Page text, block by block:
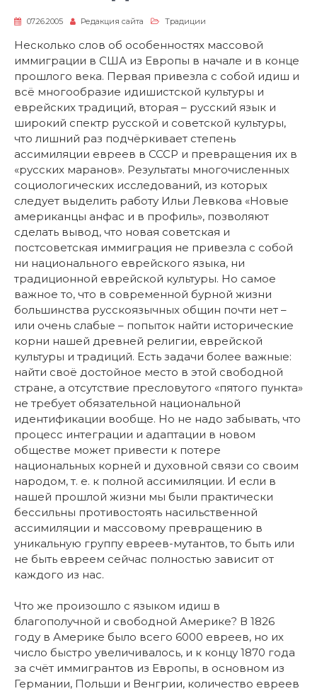
07.26.2005 Редакция сайта Традиции
Несколько слов об особенностях массовой
иммиграции в США из Европы в начале и в конце
прошлого века. Первая привезла с собой идиш и
всё многообразие идишистской культуры и
еврейских традиций, вторая – русский язык и
широкий спектр русской и советской культуры,
что лишний раз подчёркивает степень
ассимиляции евреев в СССР и превращения их в
«русских маранов». Результаты многочисленных
социологических исследований, из которых
следует выделить работу Ильи Левкова «Новые
американцы анфас и в профиль», позволяют
сделать вывод, что новая советская и
постсоветская иммиграция не привезла с собой
ни национального еврейского языка, ни
традиционной еврейской культуры. Но самое
важное то, что в современной бурной жизни
большинства русскоязычных общин почти нет –
или очень слабые – попыток найти исторические
корни нашей древней религии, еврейской
культуры и традиций. Есть задачи более важные:
найти своё достойное место в этой свободной
стране, а отсутствие пресловутого «пятого пункта»
не требует обязательной национальной
идентификации вообще. Но не надо забывать, что
процесс интеграции и адаптации в новом
обществе может привести к потере
национальных корней и духовной связи со своим
народом, т. е. к полной ассимиляции. И если в
нашей прошлой жизни мы были практически
бессильны противостоять насильственной
ассимиляции и массовому превращению в
уникальную группу евреев-мутантов, то быть или
не быть евреем сейчас полностью зависит от
каждого из нас.
Что же произошло с языком идиш в
благополучной и свободной Америке? В 1826
году в Америке было всего 6000 евреев, но их
число быстро увеличивалось, и к концу 1870 года
за счёт иммигрантов из Европы, в основном из
Германии, Польши и Венгрии, количество евреев